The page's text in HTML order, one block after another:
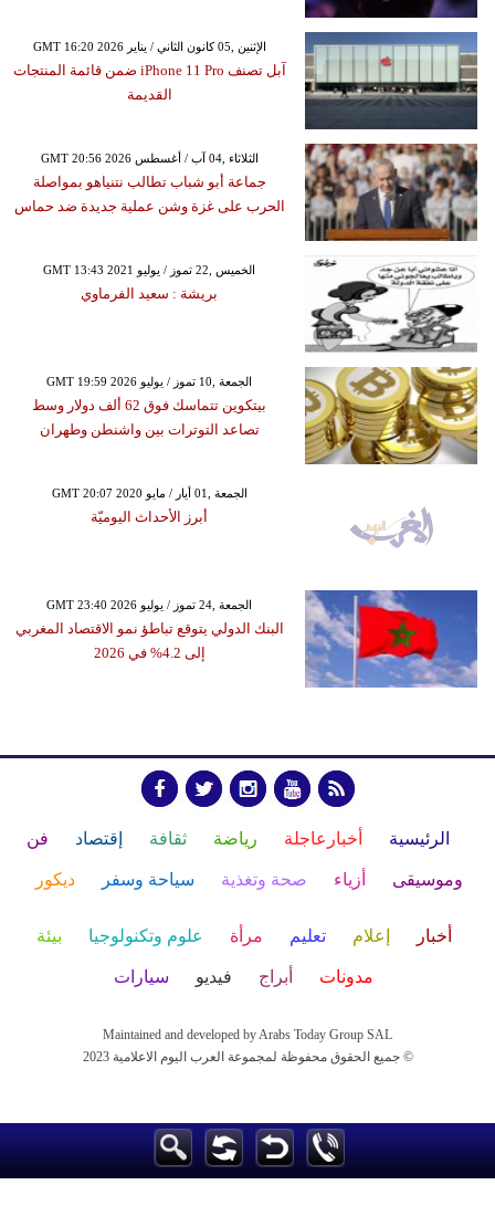
GMT 16:20 2026 الإثنين ,05 كانون الثاني / يناير
آبل تصنف iPhone 11 Pro ضمن قائمة المنتجات
القديمة
GMT 20:56 2026 الثلاثاء ,04 آب / أغسطس
جماعة أبو شباب تطالب نتنياهو بمواصلة
الحرب على غزة وشن عملية جديدة ضد حماس
GMT 13:43 2021 الخميس ,22 تموز / يوليو
بريشة : سعيد الفرماوي
GMT 19:59 2026 الجمعة ,10 تموز / يوليو
بيتكوين تتماسك فوق 62 ألف دولار وسط
تصاعد التوترات بين واشنطن وطهران
GMT 20:07 2020 الجمعة ,01 أيار / مايو
أبرز الأحداث اليوميّة
GMT 23:40 2026 الجمعة ,24 تموز / يوليو
البنك الدولي يتوقع تباطؤ نمو الاقتصاد المغربي
إلى 4.2% في 2026
الرئيسية أخبارعاجلة رياضة ثقافة إقتصاد فن
وموسيقى أزياء صحة وتغذية سياحة وسفر ديكور
أخبار إعلام تعليم مرأة علوم وتكنولوجيا بيئة
مدونات أبراج فيديو سيارات
Maintained and developed by Arabs Today Group SAL
جميع الحقوق محفوظة لمجموعة العرب اليوم الاعلامية 2023 ©